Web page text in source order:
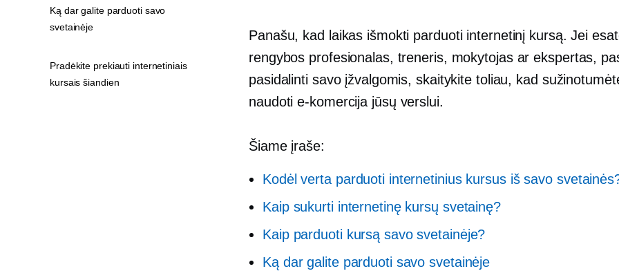
Panašu, kad laikas išmokti parduoti internetinį kursą. Jei
rengybos profesionalas, treneris, mokytojas ar ekspertas,
pasidalinti savo įžvalgomis, skaitykite toliau, kad
naudotie-komercija jūsų verslui.
Šiame įraše:
Kodėl verta parduoti internetinius kursus iš savo
Kaip sukurti internetinę kursų svetainę?
Kaip parduoti kursą savo svetainėje?
Ką dar galite parduoti savo svetainėje
Ką dar galite parduoti savo
svetainėje
Pradėkite prekiauti internetiniais
kursais šiandien